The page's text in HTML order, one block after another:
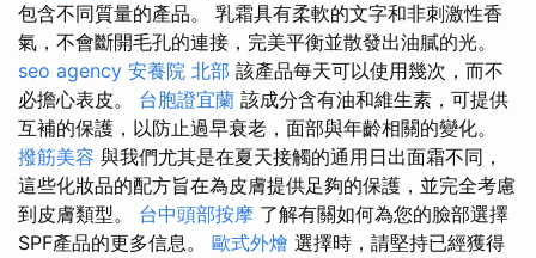
包含不同質量的產品。 乳霜具有柔軟的文字和非刺激性香
氣，不會斷開毛孔的連接，完美平衡並散發出油膩的光。
seo agency 安養院 北部 該產品每天可以使用幾次，而不
必擔心表皮。 台胞證宜蘭 該成分含有油和維生素，可提供
互補的保護，以防止過早衰老，面部與年齡相關的變化。
撥筋美容 與我們尤其是在夏天接觸的通用日出面霜不同，
這些化妝品的配方旨在為皮膚提供足夠的保護，並完全考慮
到皮膚類型。 台中頭部按摩 了解有關如何為您的臉部選擇
SPF產品的更多信息。 歐式外燴 選擇時，請堅持已經獲得